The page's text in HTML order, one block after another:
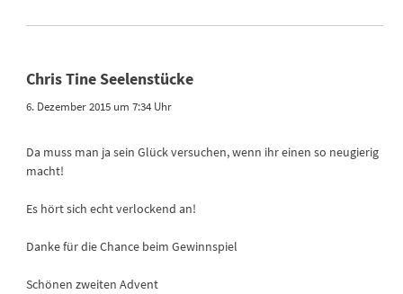
Chris Tine Seelenstücke
6. Dezember 2015 um 7:34 Uhr
Da muss man ja sein Glück versuchen, wenn ihr einen so neugierig
macht!
Es hört sich echt verlockend an!
Danke für die Chance beim Gewinnspiel
Schönen zweiten Advent